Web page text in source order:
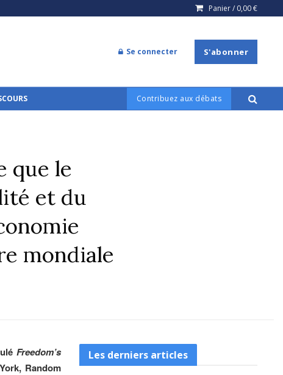
Panier / 0,00€
Se connecter S'abonner
Contribuez aux débats
que le
et du
mondiale
Freedom’s
Random
Les derniers articles